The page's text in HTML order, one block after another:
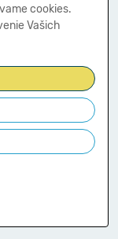
cookies.
Vašich